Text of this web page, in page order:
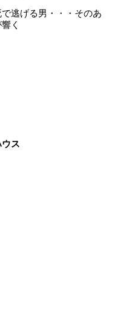
逃げる男・・・そのあ
く
ス